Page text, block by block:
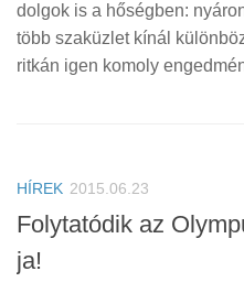
dolgok is a hőségben:
több szaküzlet kínál
ritkán igen komoly
HÍREK 2015.06.23
Folytatódik az
ja!